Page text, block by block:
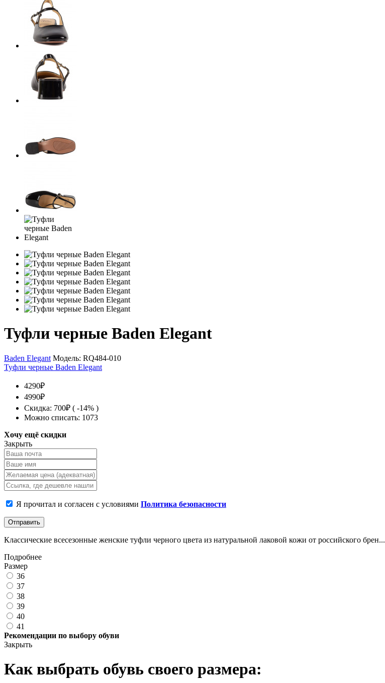
Туфли черные Baden Elegant
Baden Elegant Модель: RQ484-010
Туфли черные Baden Elegant
4290₽
4990₽
Скидка: 700₽ ( -14% )
Можно списать: 1073
Хочу ещё скидки
Закрыть
Я прочитал и согласен с условиями Политика безопасности
Отправить
Классические всесезонные женские туфли черного цвета из натуральной лаковой кожи от российского брен...
Подробнее
Размер
36
37
38
39
40
41
Рекомендации по выбору обуви
Закрыть
Как выбрать обувь своего размера: